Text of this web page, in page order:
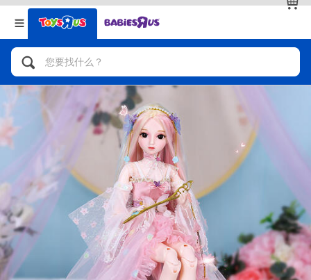
返回
分类目录
人气英雄，角色扮演，射击玩具
自行车，滑板车，骑乘车
拼砌组合及乐高LEGO
玩具车，货车，火车及遥控系列
手工艺，文具，蜡笔，泥胶，画板
娃娃，芭比，收藏公仔
返回
品牌
查看全部